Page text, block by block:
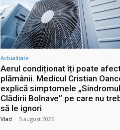
Actualitate
Aerul condiționat îți poate
plămânii. Medicul Cristian
explică simptomele
Clădirii Bolnave” pe care nu
să le ignori
Vlad - 5 august 2026